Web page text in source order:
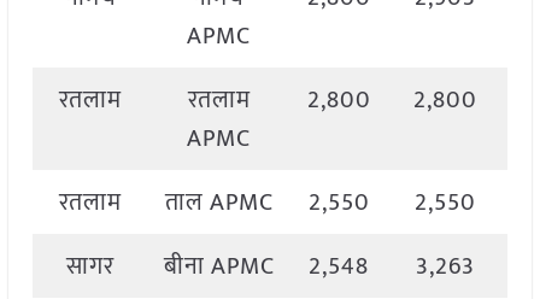
APMC
रतलाम
रतलाम
APMC
2,800 2,800
रतलाम ताल APMC 2,550 2,550
सागर
बीना APMC 2,548 3,263